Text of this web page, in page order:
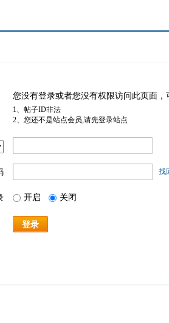
您没有登录或者您没有权限访问此页面
1、帖子ID非法
2、您还不是站点会员,请先登录站点
找
开启 关闭
登录